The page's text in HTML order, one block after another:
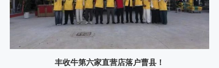
丰收牛第六家直营店落户曹县！